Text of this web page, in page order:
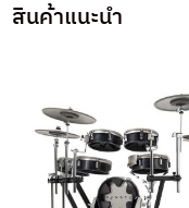
สินค้าแนะนำ